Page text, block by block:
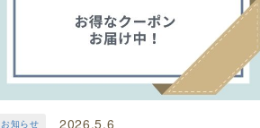
お知らせ 2026.5.6